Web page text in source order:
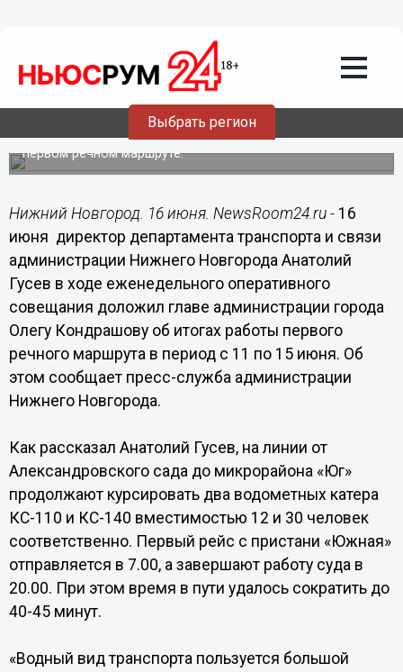
Выбрать регион
Услугами речного трамвайчика в
Нижнем Новгороде воспользовались
1286 человек за пять дней
Олег Кондрашов поручил департаменту транспорта и
связи продолжить исследование пассажиропотока на
первом речном маршруте.
Нижний Новгород. 16 июня. NewsRoom24.ru - 16
июня директор департамента транспорта и связи
администрации Нижнего Новгорода Анатолий
Гусев в ходе еженедельного оперативного
совещания доложил главе администрации города
Олегу Кондрашову об итогах работы первого
речного маршрута в период с 11 по 15 июня. Об
этом сообщает пресс-служба администрации
Нижнего Новгорода.
Как рассказал Анатолий Гусев, на линии от
Александровского сада до микрорайона «Юг»
продолжают курсировать два водометных катера
КС-110 и КС-140 вместимостью 12 и 30 человек
соответственно. Первый рейс с пристани «Южная»
отправляется в 7.00, а завершают работу суда в
20.00. При этом время в пути удалось сократить до
40-45 минут.
«Водный вид транспорта пользуется большой